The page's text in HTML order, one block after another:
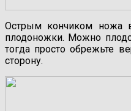
Острым кончиком ножа
плодоножки. Можно
тогда просто обрежьте
сторону.